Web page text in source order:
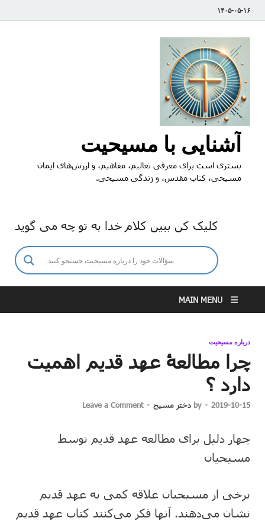
۱۴۰۵-۰۵-۱۶
آشنایی با مسیحیت
بستری است برای معرفی تعالیم، مفاهیم، و ارزش‌های ایمان
مسیحی، کتاب مقدس، و زندگی مسیحی.
کلیک کن ببین کلام خدا به تو چه می گوید
MAIN MENU
درباره مسیحیت
چرا مطالعۀ عهد قدیم اهمیت
دارد ؟
2019-10-15
-
by دختر مسیح -
Leave a Comment
چهار دلیل برای مطالعه عهد قدیم توسط
مسیحیان
برخی از مسیحیان علاقه کمی به عهد قدیم
نشان می‌دهند. آنها فکر می‌کنند کتاب عهد قدیم